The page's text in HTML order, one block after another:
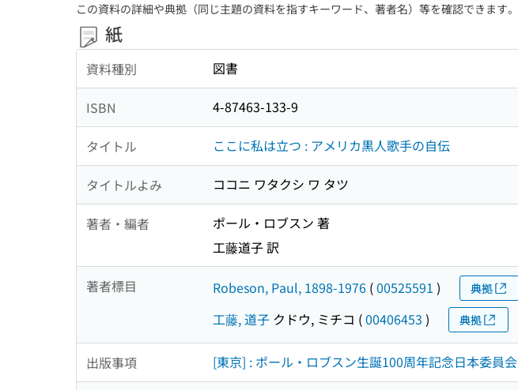
この資料の詳細や典拠（同じ主題の資料を指すキーワード、著者名）等を確認できます。
紙
資料種別 図書
ISBN 4-87463-133-9
タイトル ここに私は立つ : アメリカ黒人歌手の自伝
タイトルよみ ココニ ワタクシ ワ タツ
著者・編者
ポール・ロブスン 著
工藤道子 訳
著者標目 Robeson, Paul, 1898-1976 (00525591 ) 典拠
工藤, 道子 クドウ, ミチコ (00406453 ) 典拠
出版事項 [東京] : ポール・ロブスン生誕100周年記念日本委員会